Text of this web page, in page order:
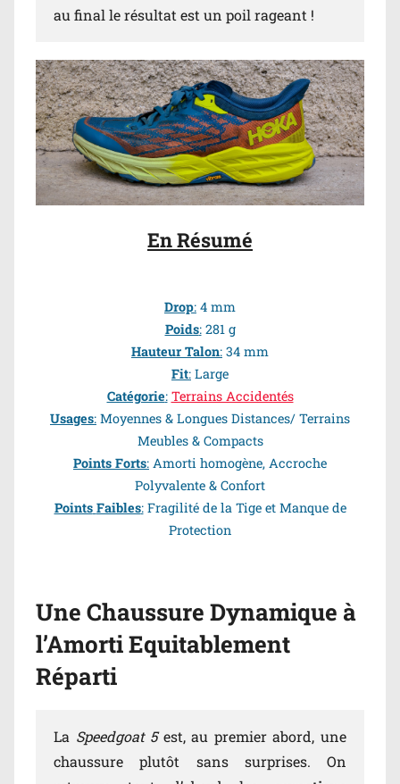
au final le résultat est un poil rageant !
En Résumé
Drop: 4 mm
Poids:281 g
Hauteur Talon: 34 mm
Fit: Large
Catégorie: Terrains Accidentés
Usages: Moyennes & Longues Distances/ Terrains
Meubles & Compacts
Points Forts: Amorti homogène, Accroche
Polyvalente & Confort
Points Faibles:Fragilité de la Tige et Manque de
Protection
Une Chaussure Dynamique à
l’Amorti Equitablement
Réparti
La Speedgoat 5est, au premier abord, une
chaussure plutôt sans surprises. On